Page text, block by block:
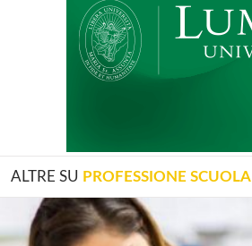
ALTRE SU PROFESSIONE SCUOLA